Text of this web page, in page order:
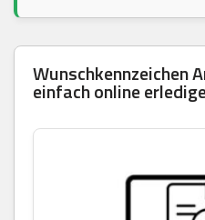
Wunschkennzeichen
einfach online